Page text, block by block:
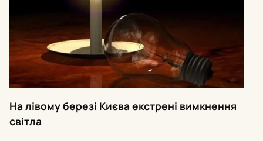
На лівому березі Києва екстрені вимкнення
світла